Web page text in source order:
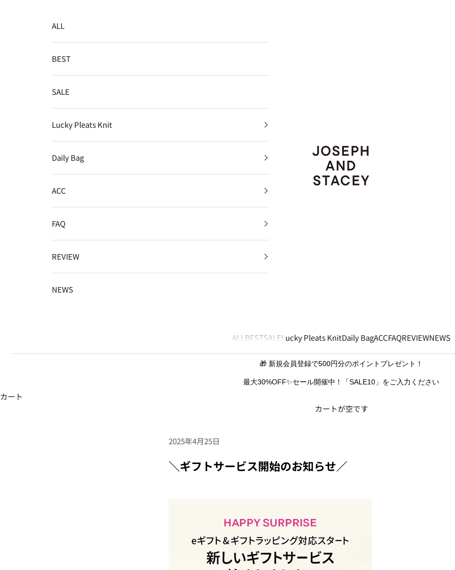
JOSEPH AND STACEY JAPAN
ALL BESTSALELucky Pleats KnitDaily BagACCFAQREVIEWNEWS
ALL
BEST
SALE
Lucky Pleats Knit
Daily Bag
ACC
FAQ
REVIEW
NEWS
🎁 新規会員登録で500円分のポイントプレゼント！
最大30%OFF✨セール開催中！「SALE10」をご入力ください
カート
カートが空です
2025年4月25日
＼ギフトサービス開始のお知らせ／